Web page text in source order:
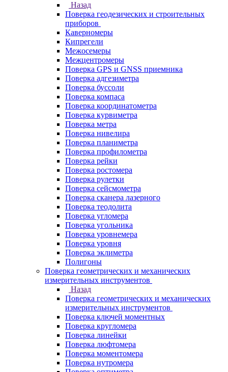
Назад
Поверка геодезических и строительных
приборов
Каверномеры
Кипрегели
Межосемеры
Межцентромеры
Поверка GPS и GNSS приемника
Поверка адгезиметра
Поверка буссоли
Поверка компаса
Поверка координатометра
Поверка курвиметра
Поверка метра
Поверка нивелира
Поверка планиметра
Поверка профилометра
Поверка рейки
Поверка ростомера
Поверка рулетки
Поверка сейсмометра
Поверка сканера лазерного
Поверка теодолита
Поверка угломера
Поверка угольника
Поверка уровнемера
Поверка уровня
Поверка эклиметра
Полигоны
Поверка геометрических и механических
измерительных инструментов
Назад
Поверка геометрических и механических
измерительных инструментов
Поверка ключей моментных
Поверка кругломера
Поверка линейки
Поверка люфтомера
Поверка моментомера
Поверка нутромера